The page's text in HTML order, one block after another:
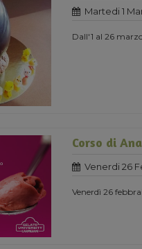
Martedi 1
Dall'1 al 26
Corso di
Venerdi 26
Venerdì 26